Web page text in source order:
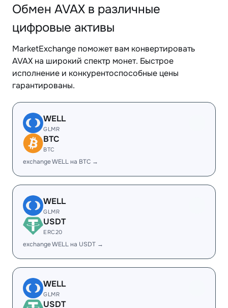
Обмен AVAX в различные
цифровые активы
MarketExchange поможет вам конвертировать
AVAX на широкий спектр монет. Быстрое
исполнение и конкурентоспособные цены
гарантированы.
WELL
GLMR
BTC
BTC
exchange WELL на BTC →
WELL
GLMR
USDT
ERC20
exchange WELL на USDT →
WELL
GLMR
USDT